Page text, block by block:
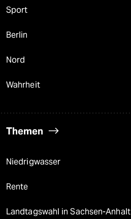
Sport
Berlin
Nord
Wahrheit
Themen
Niedrigwasser
Rente
Landtagswahl in Sachsen-Anhalt